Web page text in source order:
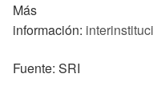
Más
información:
Fuente: SRI